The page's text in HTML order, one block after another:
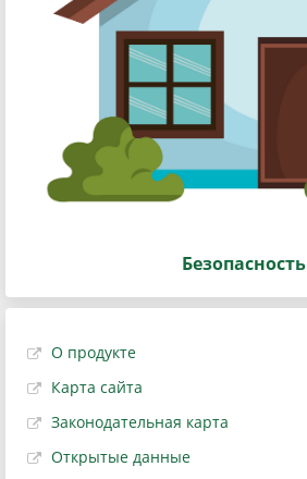
Безопасность
О продукте
Карта сайта
Законодательная карта
Открытые данные